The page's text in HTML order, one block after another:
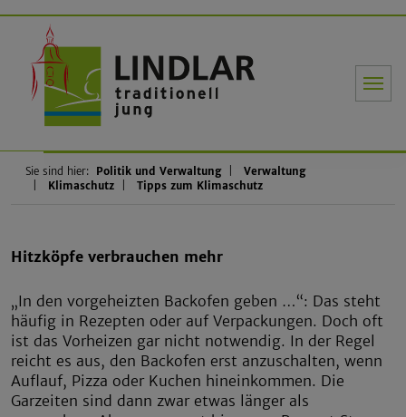
Sie sind hier: Politik und Verwaltung
Verwaltung
Klimaschutz
Tipps zum Klimaschutz
Hitzköpfe verbrauchen mehr
„In den vorgeheizten Backofen geben …“: Das steht
häufig in Rezepten oder auf Verpackungen. Doch oft
ist das Vorheizen gar nicht notwendig. In der Regel
reicht es aus, den Backofen erst anzuschalten, wenn
Auflauf, Pizza oder Kuchen hineinkommen. Die
Garzeiten sind dann zwar etwas länger als